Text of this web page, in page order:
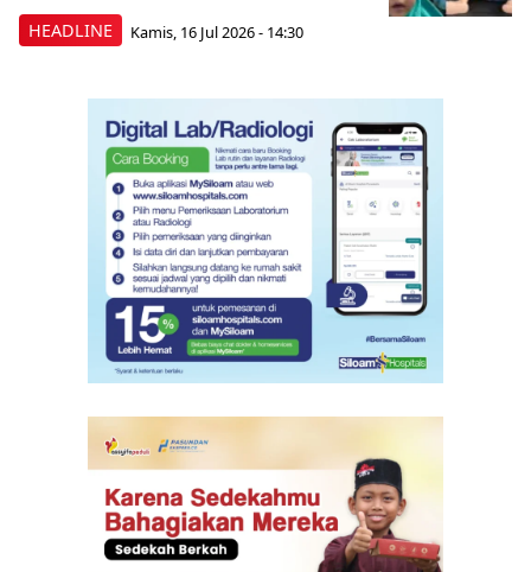
HEADLINE Kamis, 16 Jul 2026 - 14:30